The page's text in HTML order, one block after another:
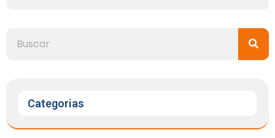
Categorias